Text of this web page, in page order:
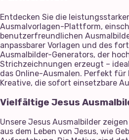
Entdecken Sie die
Ausmalvorlagen-Plattform,
benutzerfreundlichen
anpassbarer Vorlagen und des
Ausmalbilder-Generators, der
Strichzeichnungen erzeugt –
das Online-Ausmalen. Perfekt
Kreative, die sofort einsetzbare
Vielfältige Jesus
Unsere Jesus Ausmalbilder
aus dem Leben von Jesus, wie